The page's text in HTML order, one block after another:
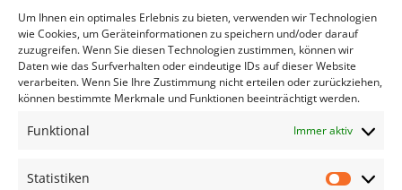
Um Ihnen ein optimales Erlebnis zu bieten, verwenden wir Technologien
wie Cookies, um Geräteinformationen zu speichern und/oder darauf
zuzugreifen. Wenn Sie diesen Technologien zustimmen, können wir
Daten wie das Surfverhalten oder eindeutige IDs auf dieser Website
verarbeiten. Wenn Sie Ihre Zustimmung nicht erteilen oder zurückziehen,
können bestimmte Merkmale und Funktionen beeinträchtigt werden.
Funktional Immer aktiv
Statistiken
*